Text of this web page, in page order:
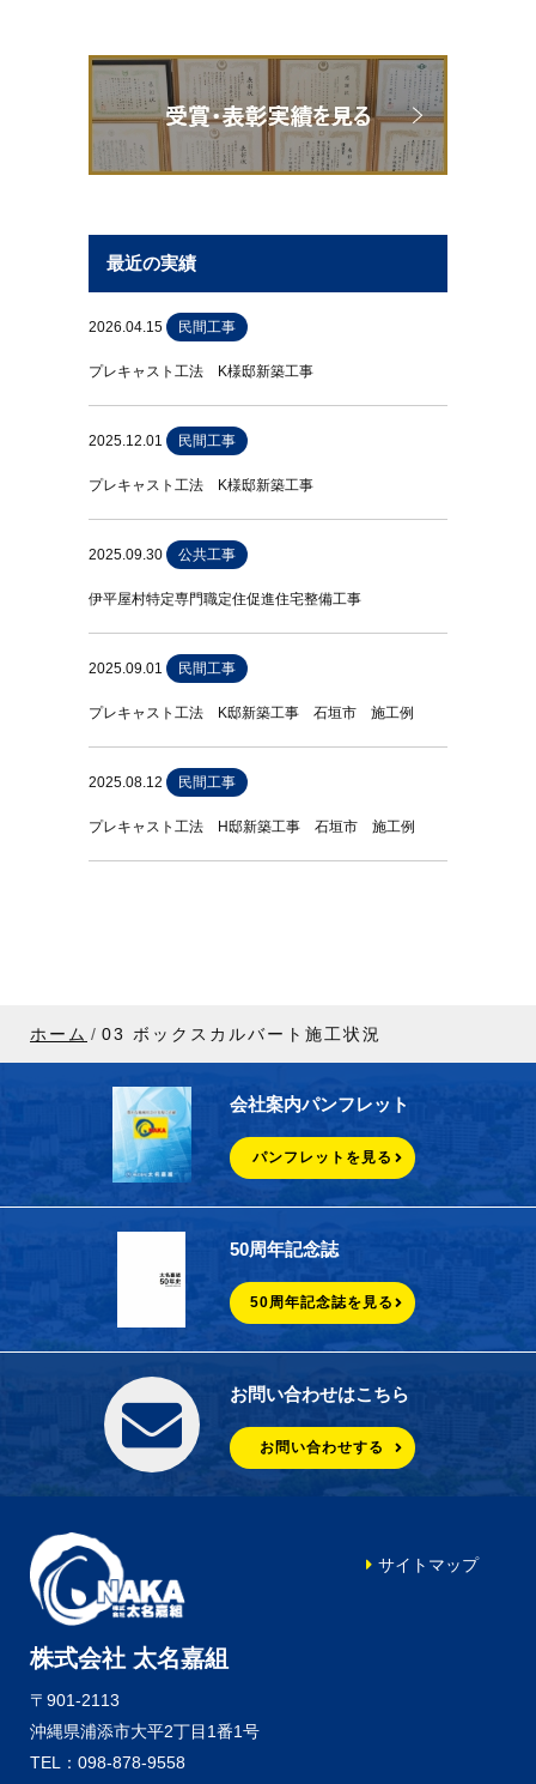
最近の実績
2026.04.15 民間工事
プレキャスト工法 K様邸新築工事
2025.12.01 民間工事
プレキャスト工法 K様邸新築工事
2025.09.30 公共工事
伊平屋村特定専門職定住促進住宅整備工事
2025.09.01 民間工事
プレキャスト工法 K邸新築工事 石垣市 施工例
2025.08.12 民間工事
プレキャスト工法 H邸新築工事 石垣市 施工例
ホーム 03 ボックスカルバート施工状況
会社案内パンフレット
パンフレットを見る
50周年記念誌
50周年記念誌を見る
お問い合わせはこちら
お問い合わせする
株式会社 太名嘉組
〒901-2113
沖縄県浦添市大平2丁目1番1号
TEL：098-878-9558
サイトマップ